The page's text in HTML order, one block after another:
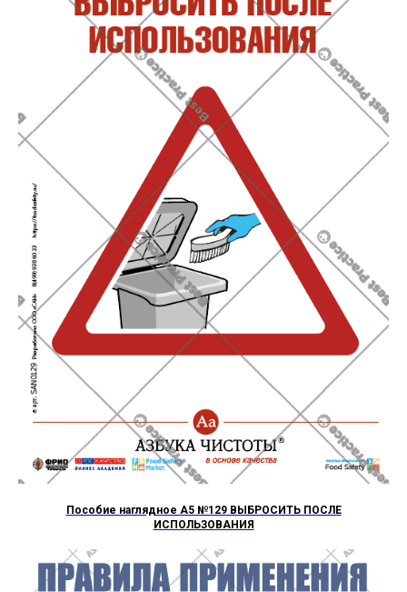
Пособие наглядное А5 №129 ВЫБРОСИТЬ ПОСЛЕ
ИСПОЛЬЗОВАНИЯ